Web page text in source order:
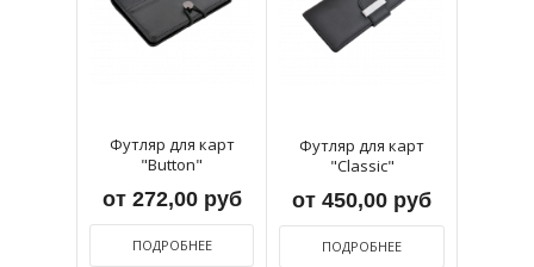
Футляр для карт
"Button"
от 272,00 руб
ПОДРОБНЕЕ
Футляр для карт
"Classic"
от 450,00 руб
ПОДРОБНЕЕ